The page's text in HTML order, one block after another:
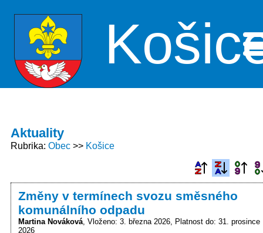
Aktuality
Rubrika Obec Košice
Změny v termínech svozu směsného
komunálního odpadu
Martina Nováková Vloženo: 3. března 2026
Platnost do: 31. prosince
2026